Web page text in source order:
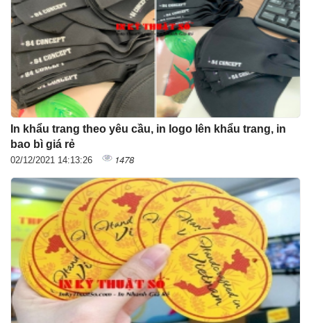
In khẩu trang theo yêu cầu, in logo lên khẩu trang, in
bao bì giá rẻ
02/12/2021 14:13:26 1478